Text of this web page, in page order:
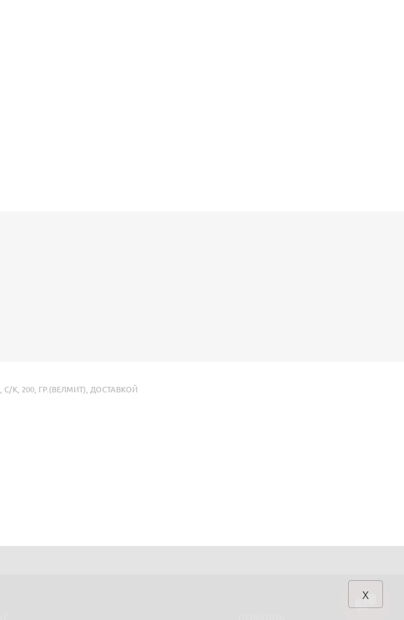
С/К 200 ГР.(ВЕЛМИТ) ДОСТАВКОЙ
x